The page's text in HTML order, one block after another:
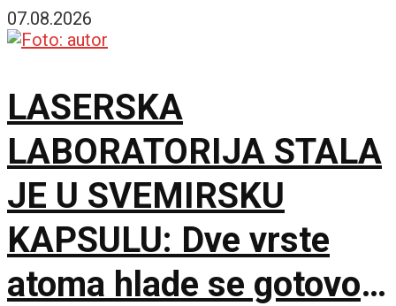
07.08.2026
LASERSKA
LABORATORIJA STALA
JE U SVEMIRSKU
KAPSULU: Dve vrste
atoma hlade se gotovo